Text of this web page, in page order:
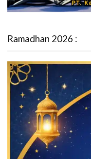
Ramadhan 2026 :